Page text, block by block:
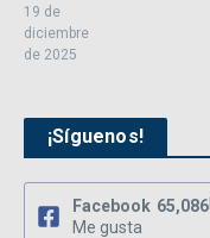
19 de
diciembre
de 2025
¡Síguenos!
Facebook 65,086
Me gusta